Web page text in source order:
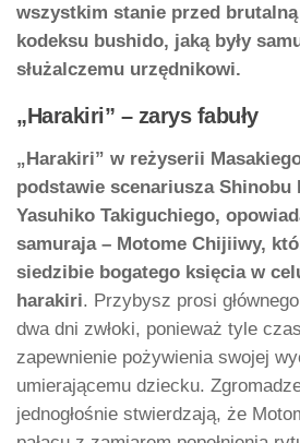
wszystkim stanie przed
kodeksu bushido, jaką były
służalczemu urzędnikowi.
„Harakiri” – zarys fabuły
„Harakiri” w reżyserii
podstawie scenariusza Shinobu
Yasuhiko Takiguchiego,
samuraja – Motome Chijiiwy,
siedzibie bogatego księcia w
harakiri. Przybysz prosi
dwa dni zwłoki, ponieważ tyle
zapewnienie pożywienia swojej
umierającemu dziecku.
jednogłośnie stwierdzają, że